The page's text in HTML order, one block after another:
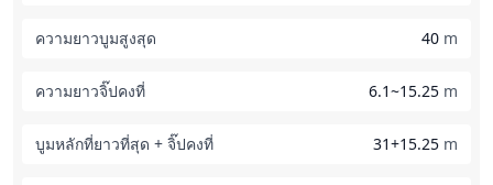
ความยาวบูมสูงสุด 40 m
ความยาวจิ๊ปคงที่ 6.1~15.25 m
บูมหลักที่ยาวที่สุด + จิ๊ปคงที่ 31+15.25 m